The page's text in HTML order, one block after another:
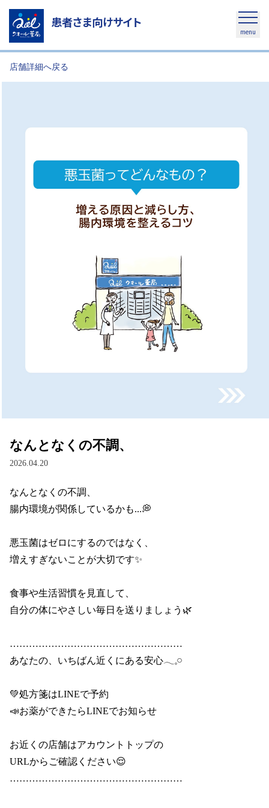
患者さま向けサイト
menu
店舗詳細へ戻る
なんとなくの不調、
2026.04.20
なんとなくの不調、
腸内環境が関係しているかも...💭
悪玉菌はゼロにするのではなく、
増えすぎないことが大切です✨
食事や生活習慣を見直して、
自分の体にやさしい毎日を送りましょう🌿
………………………………………………
あなたの、いちばん近くにある安心𓂃𓈒𓏸
💚処方箋はLINEで予約
📣お薬ができたらLINEでお知らせ
お近くの店舗はアカウントトップの
URLからご確認ください😌
………………………………………………